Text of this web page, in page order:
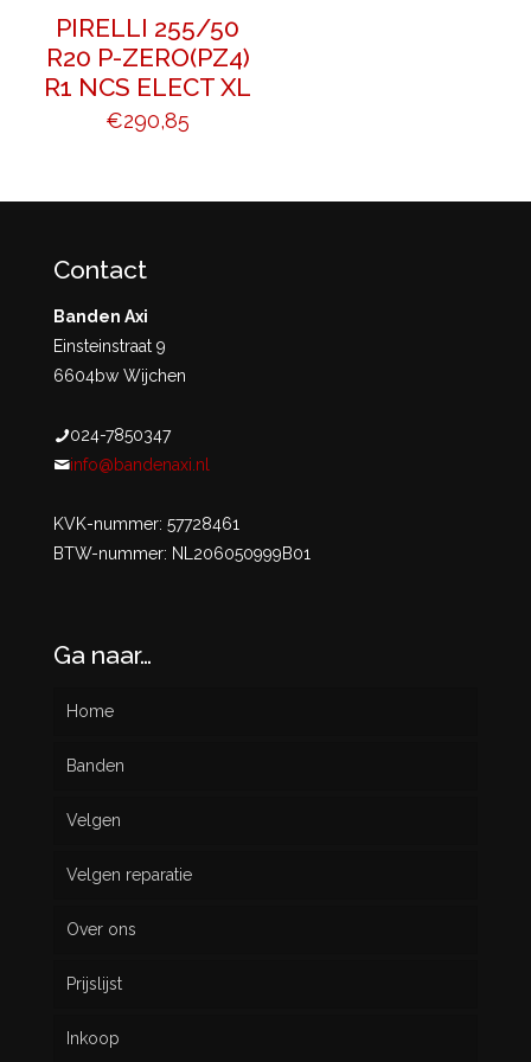
PIRELLI 255/50
R20 P-ZERO(PZ4)
R1 NCS ELECT XL
€290,85
Contact
Banden Axi
Einsteinstraat 9
6604bw Wijchen
024-7850347
info@bandenaxi.nl
KVK-nummer: 57728461
BTW-nummer: NL206050999B01
Ga naar…
Home
Banden
Nieuw
Gebruikt
Velgen
Velgen reparatie
Over ons
Prijslijst
Inkoop